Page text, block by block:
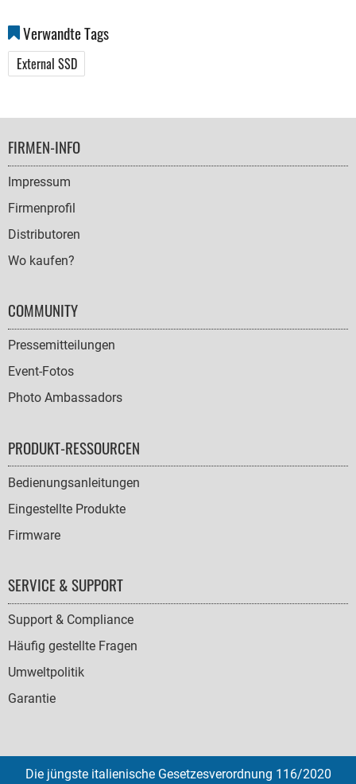
Verwandte Tags
External SSD
FOOTER
NAVIGATION
FIRMEN-INFO
Impressum
Firmenprofil
Distributoren
Wo kaufen?
COMMUNITY
Pressemitteilungen
Event-Fotos
Photo Ambassadors
PRODUKT-RESSOURCEN
Bedienungsanleitungen
Eingestellte Produkte
Firmware
SERVICE & SUPPORT
Support & Compliance
Häufig gestellte Fragen
Umweltpolitik
Garantie
Die jüngste italienische Gesetzesverordnung 116/2020